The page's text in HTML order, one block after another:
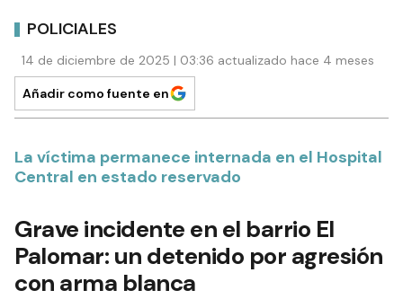
POLICIALES
14 de diciembre de 2025 | 03:36 actualizado hace 4 meses
Añadir como fuente en
La víctima permanece internada en el Hospital
Central en estado reservado
Grave incidente en el barrio El
Palomar: un detenido por agresión
con arma blanca